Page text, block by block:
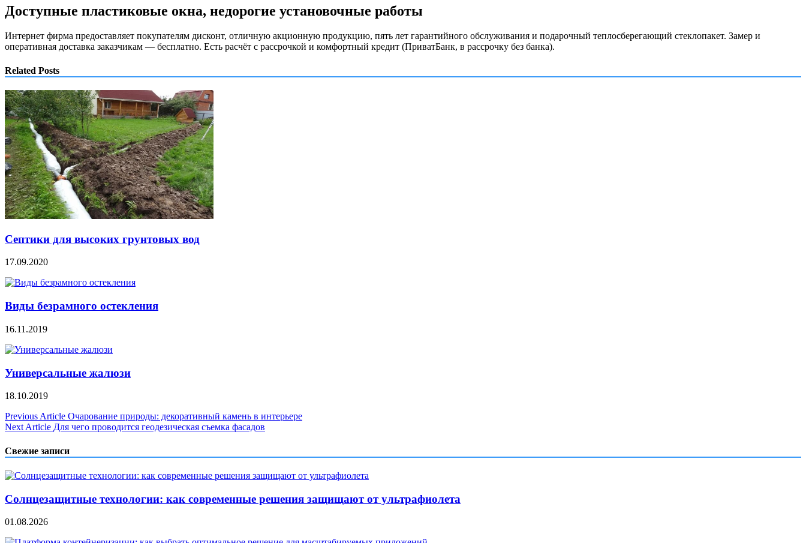
Доступные пластиковые окна, недорогие установочные работы
Интернет фирма предоставляет покупателям дисконт, отличную акционную продукцию, пять лет гарантийного обслуживания и подарочный теплосберегающий стеклопакет. Замер и
оперативная доставка заказчикам — бесплатно. Есть расчёт с рассрочкой и комфортный кредит (ПриватБанк, в рассрочку без банка).
Related Posts
Септики для высоких грунтовых вод
17.09.2020
Виды безрамного остекления
16.11.2019
Универсальные жалюзи
18.10.2019
Навигация
по
записям
Previous Article Очарование природы: декоративный камень в интерьере
Next Article Для чего проводится геодезическая съемка фасадов
Свежие записи
Солнцезащитные технологии: как современные решения защищают от ультрафиолета
01.08.2026